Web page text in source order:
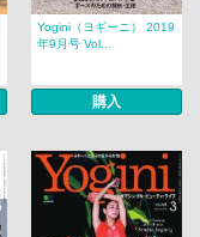
Yogini（ヨギーニ） 2019
年9月号 Vol...
購入